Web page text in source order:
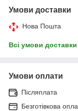
Умови доставки
Нова Пошта
Всі умови доставки
Умови оплати
Післяплата
Безготівкова